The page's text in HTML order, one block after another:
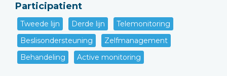
Participatient
Tweede lijn Derde lijn
Telemonitoring
Beslisondersteuning
Zelfmanagement
Behandeling
Active monitoring